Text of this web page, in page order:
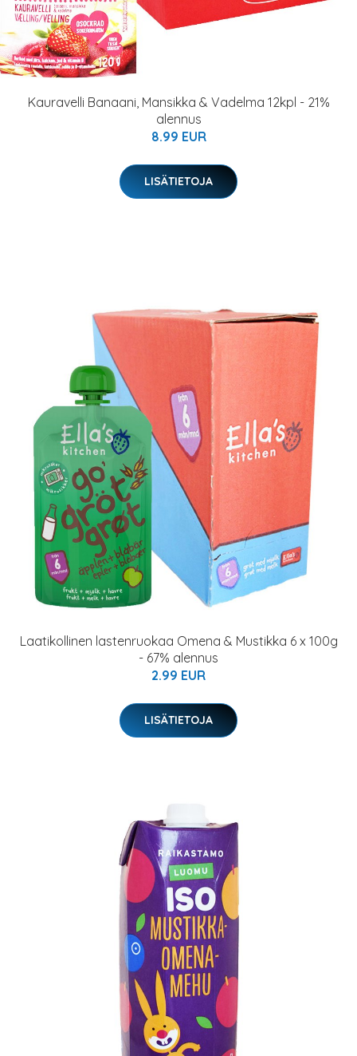
Kauravelli Banaani, Mansikka & Vadelma 12kpl - 21%
alennus
8.99 EUR
LISÄTIETOJA
Laatikollinen lastenruokaa Omena & Mustikka 6 x 100g
- 67% alennus
2.99 EUR
LISÄTIETOJA